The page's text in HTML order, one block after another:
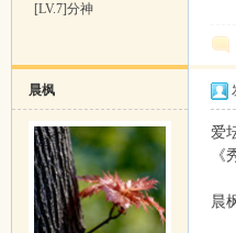
[LV.7]分神
晨枫
爱
晨